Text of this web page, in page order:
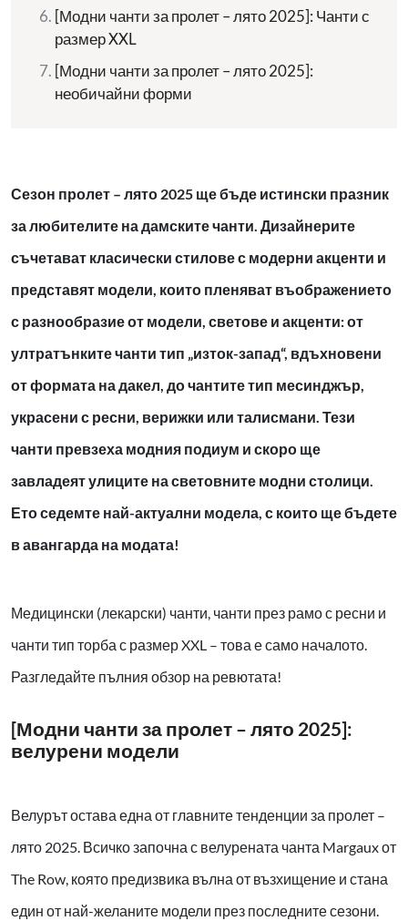
[Модни чанти за пролет – лято 2025]: Чанти с
размер XXL
[Модни чанти за пролет – лято 2025]:
необичайни форми
Сезон пролет – лято 2025 ще бъде истински празник
за любителите на дамските чанти. Дизайнерите
съчетават класически стилове с модерни акценти и
представят модели, които пленяват въображението
с разнообразие от модели, светове и акценти: от
ултратънките чанти тип „изток-запад“, вдъхновени
от формата на дакел, до чантите тип месинджър,
украсени с ресни, верижки или талисмани. Тези
чанти превзеха модния подиум и скоро ще
завладеят улиците на световните модни столици.
Ето седемте най-актуални модела, с които ще бъдете
в авангарда на модата!
Медицински (лекарски) чанти, чанти през рамо с ресни и
чанти тип торба с размер XXL – това е само началото.
Разгледайте пълния обзор на ревютата!
[Модни чанти за пролет – лято 2025]:
велурени модели
Велурът остава една от главните тенденции за пролет –
лято 2025. Всичко започна с велурената чанта Margaux от
The Row, която предизвика вълна от възхищение и стана
един от най-желаните модели през последните сезони.